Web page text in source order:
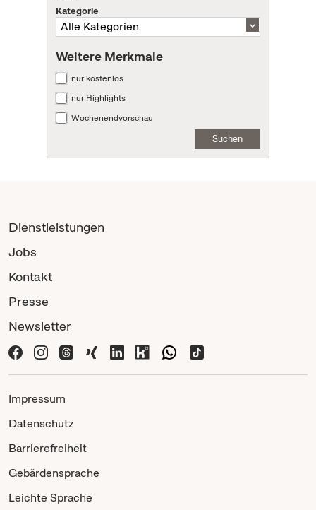
Kategorie
Weitere Merkmale
nur kostenlos
nur Highlights
Wochenendvorschau
Suchen
Dienstleistungen
Jobs
Kontakt
Presse
Newsletter
Impressum
Datenschutz
Barrierefreiheit
Gebärdensprache
Leichte Sprache